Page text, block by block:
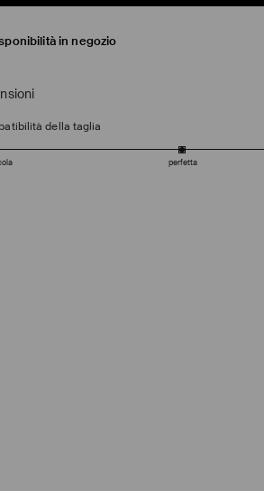
in negozio
della taglia
perfetta